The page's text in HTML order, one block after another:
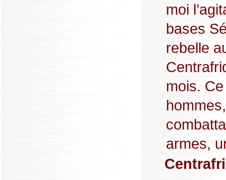
moi
bases
rebelle
mois.
armes,